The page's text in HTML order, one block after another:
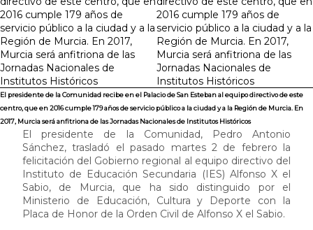
El presidente de la Comunidad recibe en el Palacio de San Esteban al equipo directivo de este
centro, que en 2016 cumple 179 años de servicio público a la ciudad y a la Región de Murcia. En
2017, Murcia será anfitriona de las Jornadas Nacionales de Institutos Históricos
El presidente de la Comunidad, Pedro Antonio
Sánchez, trasladó el pasado martes 2 de febrero la
felicitación del Gobierno regional al equipo directivo del
Instituto de Educación Secundaria (IES) Alfonso X el
Sabio, de Murcia, que ha sido distinguido por el
Ministerio de Educación, Cultura y Deporte con la
Placa de Honor de la Orden Civil de Alfonso X el Sabio.